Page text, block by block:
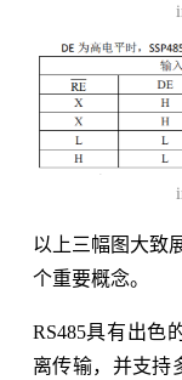
以上三幅图大致
个重要概念。
RS485具有出色
离传输，并支持